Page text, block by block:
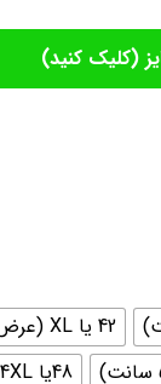
(کلیک کنید)
42 یا XL (عرض 51 سانت)
48یا 4XL (عرض 57 سانت)